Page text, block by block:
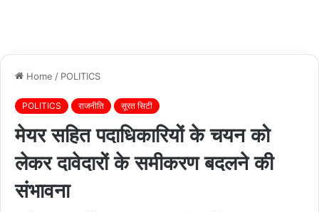
Home / POLITICS
POLITICS राजनीति सूरत सिटी
मेयर सहित पदाधिकारियों के चयन को
लेकर दावेदारों के समीकरण बदलने की
संभावना